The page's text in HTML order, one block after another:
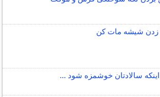
زدن شیشه مات کن
اینكه سالادتان خوشمزه شود ...